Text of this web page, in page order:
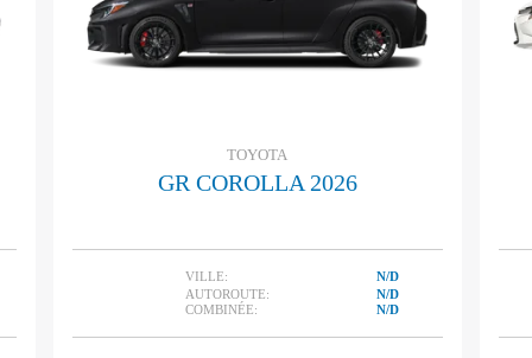
TOYOTA
GR COROLLA 2026
VILLE:
N/D
AUTOROUTE:
N/D
COMBINÉE:
N/D